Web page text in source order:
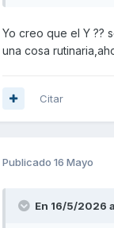
Yo creo que el Y ??
una cosa
Citar
Publicado 16 Mayo
En 16/5/2026